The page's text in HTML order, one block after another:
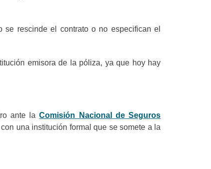
se rescinde el contrato o no especifican el
emisora de la póliza, ya que hoy hay
ante laComisión Nacional de Seguros
una institución formal que se somete a la